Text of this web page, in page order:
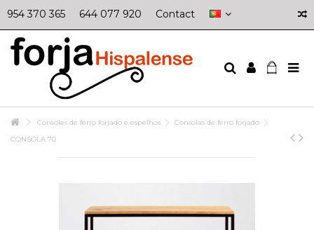
954 370 365 644 077 920 Contact
Consoles de ferro forjado e espelhos
Consolas de ferro forjado
CONSOLA 70